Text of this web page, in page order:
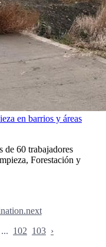
en barrios y áreas
de 60 trabajadores
Forestación y
... 102 103 ›